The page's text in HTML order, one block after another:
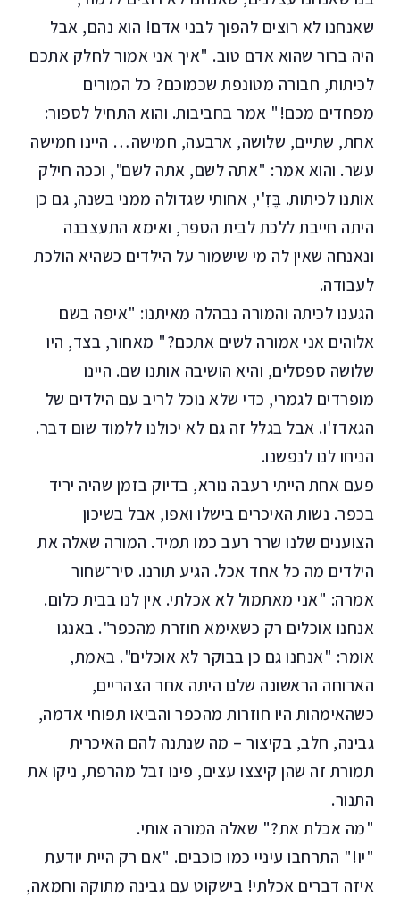
שאנחנו לא רוצים להפוך לבני אדם! הוא נהם, אבל
היה ברור שהוא אדם טוב. "איך אני אמור לחלק אתכם
לכיתות, חבורה מטונפת שכמוכם? כל המורים
מפחדים מכם!" אמר בחביבות. והוא התחיל לספור:
אחת, שתיים, שלושה, ארבעה, חמישה… היינו חמישה
עשר. והוא אמר: "אתה לשם, אתה לשם", וככה חילק
אותנו לכיתות. בֶּזִ'י, אחותי שגדולה ממני בשנה, גם כן
היתה חייבת ללכת לבית הספר, ואימא התעצבנה
ונאנחה שאין לה מי שישמור על הילדים כשהיא הולכת
לעבודה.
הגענו לכיתה והמורה נבהלה מאיתנו: "איפה בשם
אלוהים אני אמורה לשים אתכם?" מאחור, בצד, היו
שלושה ספסלים, והיא הושיבה אותנו שם. היינו
מופרדים לגמרי, כדי שלא נוכל לריב עם הילדים של
הגאדז'ו. אבל בגלל זה גם לא יכולנו ללמוד שום דבר.
הניחו לנו לנפשנו.
פעם אחת הייתי רעבה נורא, בדיוק בזמן שהיה יריד
בכפר. נשות האיכרים בישלו ואפו, אבל בשיכון
הצוענים שלנו שרר רעב כמו תמיד. המורה שאלה את
הילדים מה כל אחד אכל. הגיע תורנו. סיר־שחור
אמרה: "אני מאתמול לא אכלתי. אין לנו בבית כלום.
אנחנו אוכלים רק כשאימא חוזרת מהכפר". באנגו
אומר: "אנחנו גם כן בבוקר לא אוכלים". באמת,
הארוחה הראשונה שלנו היתה אחר הצהריים,
כשהאימהות היו חוזרות מהכפר והביאו תפוחי אדמה,
גבינה, חלב, בקיצור – מה שנתנה להם האיכרית
תמורת זה שהן קיצצו עצים, פינו זבל מהרפת, ניקו את
התנור.
"מה אכלת את?" שאלה המורה אותי.
"יו!" התרחבו עיניי כמו כוכבים. "אם רק היית יודעת
איזה דברים אכלתי! בישקוט עם גבינה מתוקה וחמאה,